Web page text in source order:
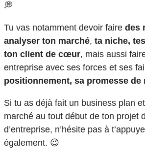
💭
Tu vas notamment devoir faire des
analyser ton marché, ta niche,
ton client de cœur, mais aussi
entreprise avec ses forces et ses
positionnement, sa promesse de
Si tu as déjà fait un business plan
marché au tout début de ton projet
d’entreprise, n’hésite pas à
également. 😉